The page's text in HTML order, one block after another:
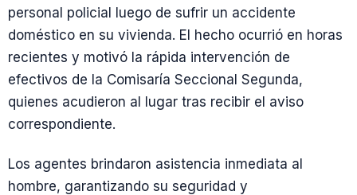
personal policial luego de sufrir un accidente
doméstico en su vivienda. El hecho ocurrió en horas
recientes y motivó la rápida intervención de
efectivos de la Comisaría Seccional Segunda,
quienes acudieron al lugar tras recibir el aviso
correspondiente.
Los agentes brindaron asistencia inmediata al
hombre, garantizando su seguridad y